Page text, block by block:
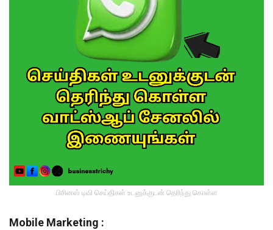
பிசினஸ் டிவி செய்திகள் உடனுக்குடன் தெரிந்து கொள்ள
Mobile Marketing :